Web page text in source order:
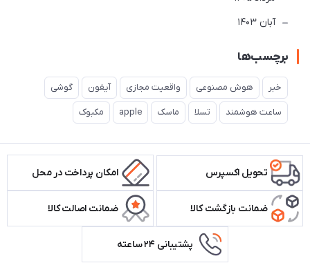
آبان 1403
برچسب‌ها
خبر هوش مصنوعی واقعیت مجازی آیفون گوشی
ساعت هوشمند تسلا ماسک apple مکبوک
تحویل اکسپرس امکان پرداخت در محل
ضمانت بازگشت کالا ضمانت اصالت کالا
پشتیبانی ۲۴ ساعته